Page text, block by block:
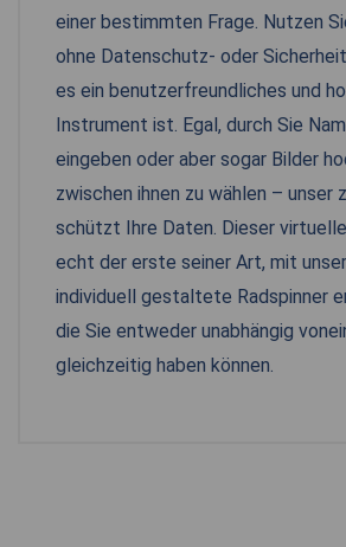
einer bestimmten Frage. Nutzen
ohne Datenschutz- oder
es ein benutzerfreundliches und
Instrument ist. Egal, durch Sie
eingeben oder aber sogar Bilder
zwischen ihnen zu wählen – unser
schützt Ihre Daten. Dieser
echt der erste seiner Art, mit
individuell gestaltete Radspinner
die Sie entweder unabhängig
gleichzeitig haben können.